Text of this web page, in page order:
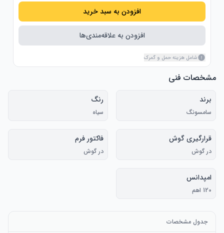
افزودن به سبد خرید
افزودن به علاقه‌مندی‌ها
شامل هزینه حمل و گمرک
مشخصات فنی
برند
سامسونگ
رنگ
سیاه
قرارگیری گوش
در گوش
فاکتور فرم
در گوش
امپدانس
120 اهم
جدول مشخصات